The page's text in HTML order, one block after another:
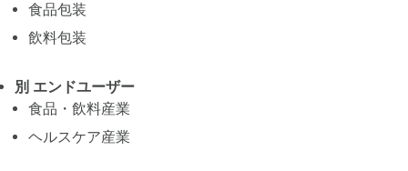
食品包装
飲料包装
別 エンドユーザー
食品・飲料産業
ヘルスケア産業